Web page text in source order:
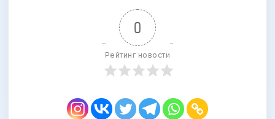
0
Рейтинг новости